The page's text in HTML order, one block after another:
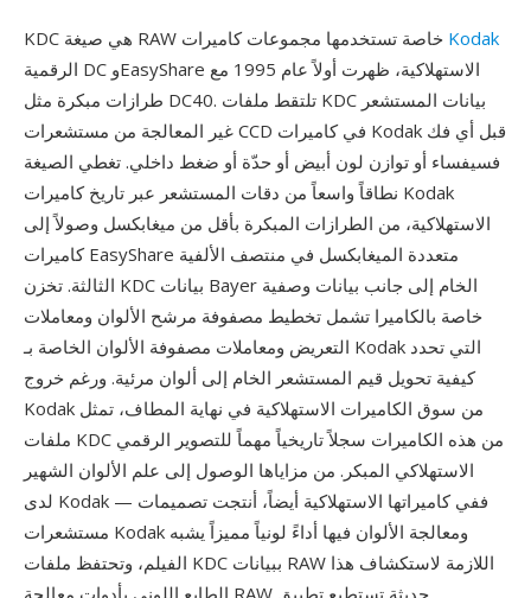
Kodak
الرقمية DC وEasyShare الاستهلاكية، ظهرت أولاً عام 1995 مع
طرازات مبكرة مثل DC40. تلتقط ملفات KDC بيانات المستشعر
غير المعالجة من مستشعرات CCD في كاميرات Kodak قبل أي فك
فسيفساء أو توازن لون أبيض أو حدّة أو ضغط داخلي. تغطي الصيغة
نطاقاً واسعاً من دقات المستشعر عبر تاريخ كاميرات Kodak
الاستهلاكية، من الطرازات المبكرة بأقل من ميغابكسل وصولاً إلى
كاميرات EasyShare متعددة الميغابكسل في منتصف الألفية
الثالثة. تخزن KDC بيانات Bayer الخام إلى جانب بيانات وصفية
خاصة بالكاميرا تشمل تخطيط مصفوفة مرشح الألوان ومعاملات
التعريض ومعاملات مصفوفة الألوان الخاصة بـ Kodak التي تحدد
كيفية تحويل قيم المستشعر الخام إلى ألوان مرئية. ورغم خروج
Kodak من سوق الكاميرات الاستهلاكية في نهاية المطاف، تمثل
ملفات KDC من هذه الكاميرات سجلاً تاريخياً مهماً للتصوير الرقمي
الاستهلاكي المبكر. من مزاياها الوصول إلى علم الألوان الشهير
لدى Kodak — ففي كاميراتها الاستهلاكية أيضاً، أنتجت تصميمات
مستشعرات Kodak ومعالجة الألوان فيها أداءً لونياً مميزاً يشبه
الفيلم، وتحتفظ ملفات KDC ببيانات RAW اللازمة لاستكشاف هذا
الطابع اللوني بأدوات معالجة RAW حديثة تستطيع تطبيق